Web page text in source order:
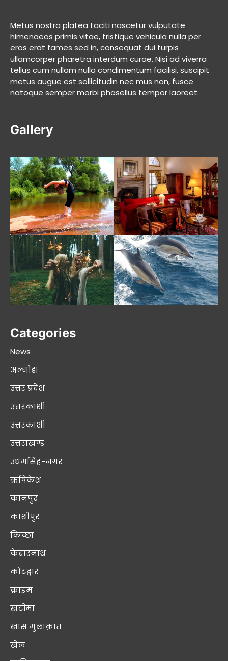
Metus nostra platea taciti nascetur vulputate
himenaeos primis vitae, tristique vehicula nulla per
eros erat fames sed in, consequat dui turpis
ullamcorper pharetra interdum curae. Nisi ad viverra
tellus cum nullam nulla condimentum facilisi, suscipit
metus augue est sollicitudin nec mus non, fusce
natoque semper morbi phasellus tempor laoreet.
Gallery
Categories
News
अल्मोड़ा
उत्तर प्रदेश
उत्तरकाशी
उत्तरकाशी
उत्तराखण्ड
उधमसिंह-नगर
ऋषिकेश
कानपुर
काशीपुर
किच्छा
केदारनाथ
कोटद्वार
क्राइम
खटीमा
खास मुलाक़ात
खेल